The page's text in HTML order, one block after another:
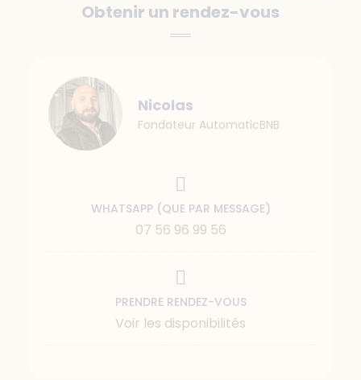
Obtenir un rendez-vous
Nicolas
Fondateur AutomaticBNB
WHATSAPP (QUE PAR MESSAGE)
07 56 96 99 56
PRENDRE RENDEZ-VOUS
Voir les disponibilités